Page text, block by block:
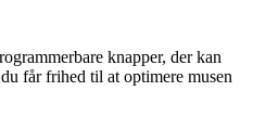
knapper, der kan
får frihed til at optimere musen